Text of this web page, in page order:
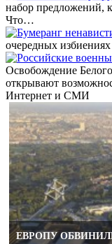
набор предложений,
Что…
очередных
Освобождение
открывают
Интернет и СМИ
ЕВРОПУ